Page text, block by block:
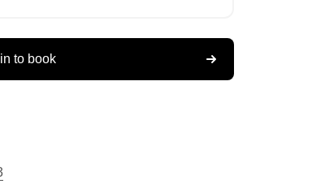
to book